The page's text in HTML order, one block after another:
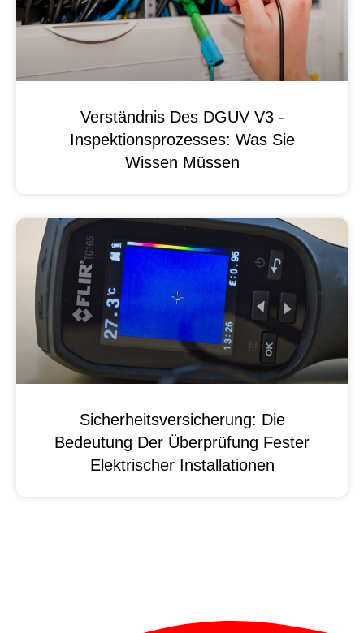
Verständnis Des DGUV V3 -
Inspektionsprozesses: Was Sie
Wissen Müssen
Sicherheitsversicherung: Die
Bedeutung Der Überprüfung Fester
Elektrischer Installationen